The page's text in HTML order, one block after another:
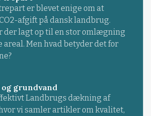
er blevet enige om at
afgift på dansk landbrug.
der lagt op til en stor omlægning
areal. Men hvad betyder det for
grundvand
Landbrugs dækning af
vi samler artikler om kvalitet,